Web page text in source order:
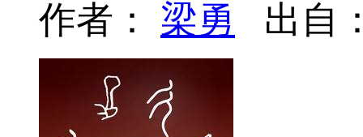
作者： 梁勇 出自